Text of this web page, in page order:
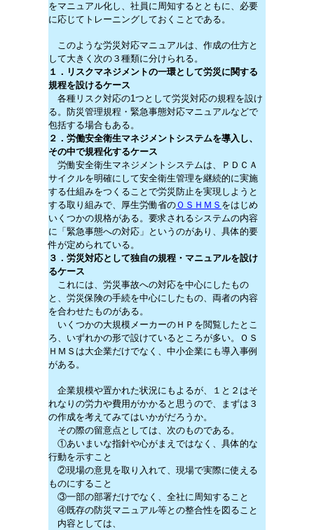
をマニュアル化し、社員に周知するとともに、必要
に応じてトレーニングしておくことである。
このような労災対応マニュアルは、作成の仕方と
して大きく次の３種類に分けられる。
１．リスクマネジメントの一環として労災に関する
規程を設けるケース
各種リスク対応の1つとして労災対応の規程を設け
る。防災管理規程・緊急事態対応マニュアルなどで
包括する場合もある。
２．労働安全衛生マネジメントシステムを導入し、
その中で規程化するケース
労働安全衛生マネジメントシステムは、ＰＤＣＡ
サイクルを明確にして安全衛生管理を継続的に実施
する仕組みをつくることで労災防止を実現しようと
する取り組みで、厚生労働省のＯＳＨＭＳ をはじめ
いくつかの規格がある。要求されるシステムの内容
に「緊急事態への対応」というのがあり、具体的要
件が定められている。
３．労災対応として独自の規程・マニュアルを設け
るケース
これには、労災事故への対応を中心にしたもの
と、労災保険の手続を中心にしたもの、両者の内容
を合わせたものがある。
いくつかの大規模メーカーのＨＰを閲覧したとこ
ろ、いずれかの形で設けているところが多い。ＯＳ
ＨＭＳは大企業だけでなく、中小企業にも導入事例
がある。
企業規模や置かれた状況にもよるが、１と２はそ
れなりの労力や費用がかかると思うので、まずは３
の作成を考えてみてはいかがだろうか。
その際の留意点としては、次のものである。
①あいまいな指針や心がまえではなく、具体的な
行動を示すこと
②現場の意見を取り入れて、現場で実際に使える
ものにすること
③一部の部署だけでなく、全社に周知すること
④既存の防災マニュアル等との整合性を図ること
内容としては、